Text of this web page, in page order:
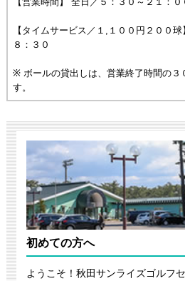
【タイムサービス／１,１００円２００
８：３０
※ ボールの貸出しは、営業終了時間の３
す。
初めての方へ
ようこそ！秋田サンライズゴルフ